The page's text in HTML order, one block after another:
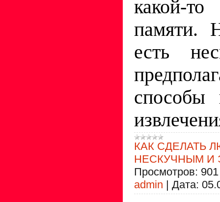
какой-
памяти.
есть
способы
КАК СДЕЛАТЬ
НЕСКУЧНЫМ И
Просмотров: 901
admin | Дата: